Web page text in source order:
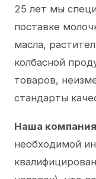
25 лет мы
поставке
масла,
колбасной
товаров,
стандарты
Наша компания
необходимой